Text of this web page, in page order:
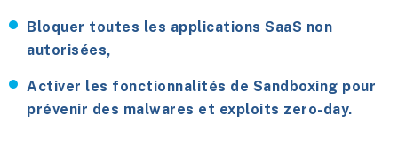
Bloquer toutes les applications SaaS non
autorisées,
Activer les fonctionnalités de Sandboxing pour
prévenir des malwares et exploits zero-day.